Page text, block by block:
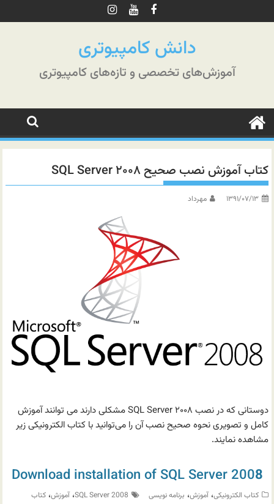
به
دانش کامپیوتری
آموزش‌های تخصصی و تازه‌های کامپیوتری
کتاب آموزش نصب صحیح SQL Server ۲۰۰۸
۱۳۹۱/۰۷/۱۳ مهرداد
دوستانی که در نصب SQL Server ۲۰۰۸ مشکلی دارند می توانند آموزش
کامل و تصویری نحوه صحیح نصب آن را می‌توانید با کتاب الکترونیکی زیر
مشاهده نمایند.
Download installation of SQL Server 2008
کتاب الکترونیکی،آموزش، برنامه نویسی SQL Server 2008،آموزش،کتاب